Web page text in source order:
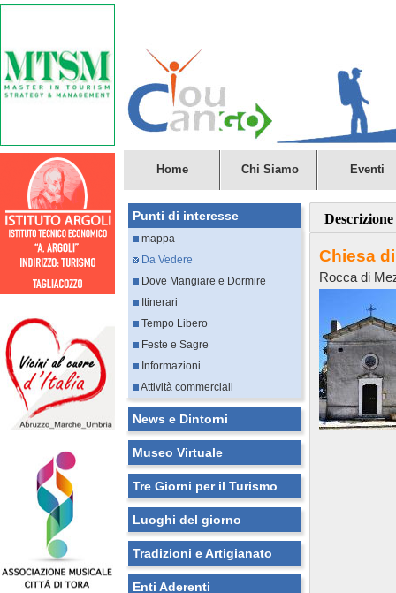
Home Chi Siamo Eventi
Punti di interesse
mappa
Da Vedere
Dove Mangiare e Dormire
Itinerari
Tempo Libero
Feste e Sagre
Informazioni
Attività commerciali
News e Dintorni
Museo Virtuale
Tre Giorni per il Turismo
Luoghi del giorno
Tradizioni e Artigianato
Enti Aderenti
Descrizione
Chiesa
Rocca di